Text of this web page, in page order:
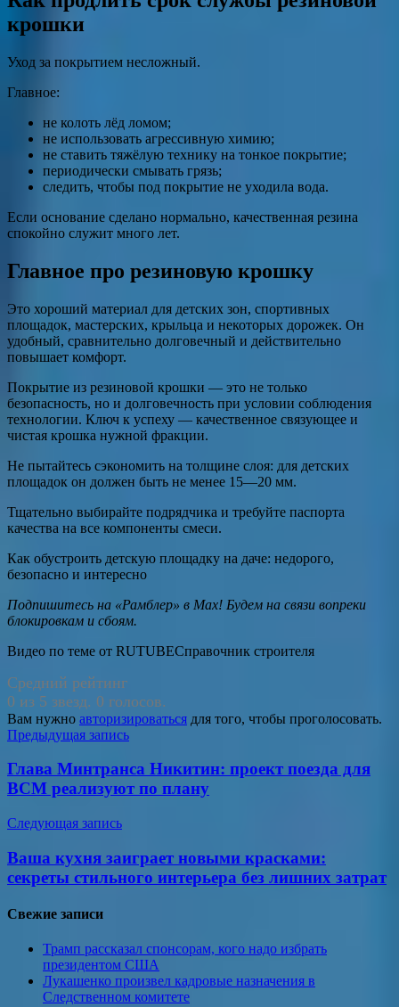
крошки
Уход за покрытием несложный.
Главное:
не колоть лёд ломом;
не использовать агрессивную химию;
не ставить тяжёлую технику на тонкое покрытие;
периодически смывать грязь;
следить, чтобы под покрытие не уходила вода.
Если основание сделано нормально, качественная резина
спокойно служит много лет.
Главное про резиновую крошку
Это хороший материал для детских зон, спортивных
площадок, мастерских, крыльца и некоторых дорожек. Он
удобный, сравнительно долговечный и действительно
повышает комфорт.
Покрытие из резиновой крошки — это не только
безопасность, но и долговечность при условии соблюдения
технологии. Ключ к успеху — качественное связующее и
чистая крошка нужной фракции.
Не пытайтесь сэкономить на толщине слоя: для детских
площадок он должен быть не менее 15—20 мм.
Тщательно выбирайте подрядчика и требуйте паспорта
качества на все компоненты смеси.
Как обустроить детскую площадку на даче: недорого,
безопасно и интересно
Подпишитесь на «Рамблер» в Max! Будем на связи вопреки
блокировкам и сбоям.
Видео по теме от RUTUBEСправочник строителя
Средний рейтинг
0 из 5 звезд. 0 голосов.
Вам нужно авторизироваться для того, чтобы проголосовать.
Навигация
по
записям
Предыдущая запись
Глава Минтранса Никитин: проект поезда для
ВСМ реализуют по плану
Следующая запись
Ваша кухня заиграет новыми красками:
секреты стильного интерьера без лишних затрат
Свежие записи
Трамп рассказал спонсорам, кого надо избрать
президентом США
Лукашенко произвел кадровые назначения в
Следственном комитете